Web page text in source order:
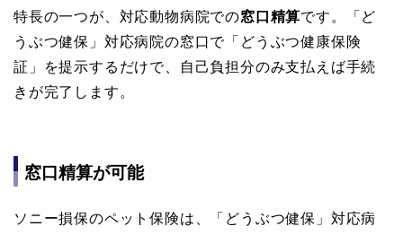
特長の一つが、対応動物病院での窓口精算です。「ど
うぶつ健保」対応病院の窓口で「どうぶつ健康保険
証」を提示するだけで、自己負担分のみ支払えば手続
きが完了します。
窓口精算が可能
ソニー損保のペット保険は、「どうぶつ健保」対応病